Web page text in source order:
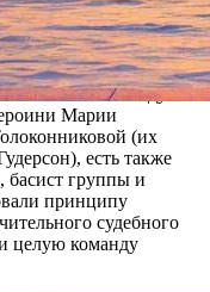
о российской
Pussy Riot и их
в 2012 году».
Марии
(их
есть также
басист группы и
принципу
судебного
целую команду